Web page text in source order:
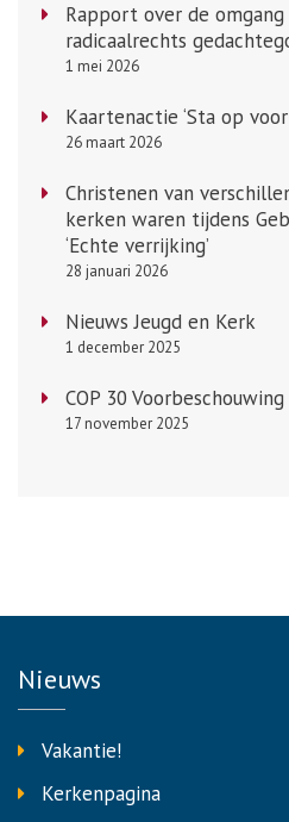
Rapport over de
radicaalrechts
1 mei 2026
Kaartenactie ‘Sta op
26 maart 2026
Christenen van
kerken waren tijdens
‘Echte verrijking’
28 januari 2026
Nieuws Jeugd en Kerk
1 december 2025
COP 30 Voorbeschouwing
17 november 2025
Nieuws
Vakantie!
Kerkenpagina